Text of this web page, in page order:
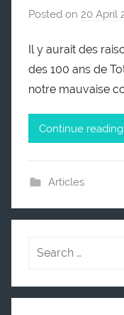
Posted on 20 April
Il y aurait des
des 100 ans de
notre mauvaise
Continue reading
Articles